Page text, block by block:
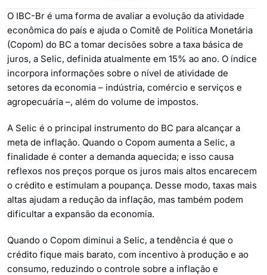
O IBC-Br é uma forma de avaliar a evolução da atividade
econômica do país e ajuda o Comitê de Política Monetária
(Copom) do BC a tomar decisões sobre a taxa básica de
juros, a Selic, definida atualmente em 15% ao ano. O índice
incorpora informações sobre o nível de atividade de
setores da economia – indústria, comércio e serviços e
agropecuária –, além do volume de impostos.
A Selic é o principal instrumento do BC para alcançar a
meta de inflação. Quando o Copom aumenta a Selic, a
finalidade é conter a demanda aquecida; e isso causa
reflexos nos preços porque os juros mais altos encarecem
o crédito e estimulam a poupança. Desse modo, taxas mais
altas ajudam a redução da inflação, mas também podem
dificultar a expansão da economia.
Quando o Copom diminui a Selic, a tendência é que o
crédito fique mais barato, com incentivo à produção e ao
consumo, reduzindo o controle sobre a inflação e